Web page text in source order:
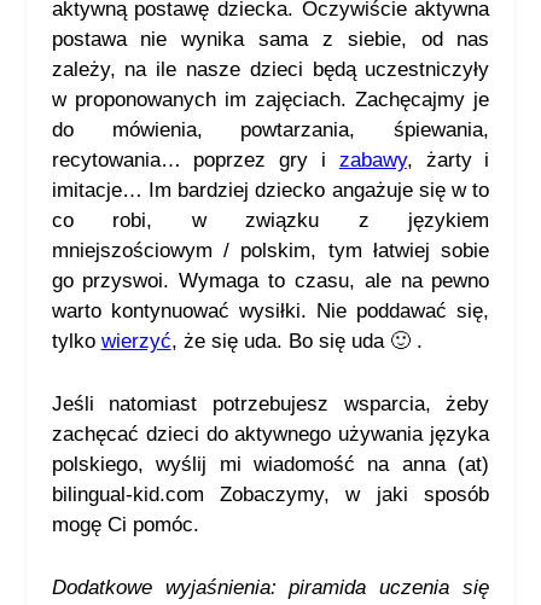
aktywną postawę dziecka. Oczywiście aktywna
postawa nie wynika sama z siebie, od nas
zależy, na ile nasze dzieci będą uczestniczyły
w proponowanych im zajęciach. Zachęcajmy je
do mówienia, powtarzania, śpiewania,
recytowania… poprzezgry i zabawy, żarty i
imitacje… Im bardziej dziecko angażuje się w to
co robi, w związku z językiem
mniejszościowym / polskim, tym łatwiej sobie
go przyswoi. Wymaga to czasu, ale na pewno
warto kontynuować wysiłki. Nie poddawać się,
tylko wierzyć, że się uda. Bo się uda 🙂 .
Jeśli natomiast potrzebujesz wsparcia, żeby
zachęcać dzieci do aktywnego używania języka
polskiego, wyślij mi wiadomość na anna (at)
bilingual-kid.com Zobaczymy, w jaki sposób
mogę Ci pomóc.
Dodatkowe wyjaśnienia: piramida uczenia się